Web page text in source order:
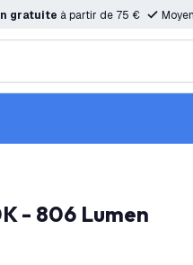
gratuite à partir de 75 €
- 806 Lumen